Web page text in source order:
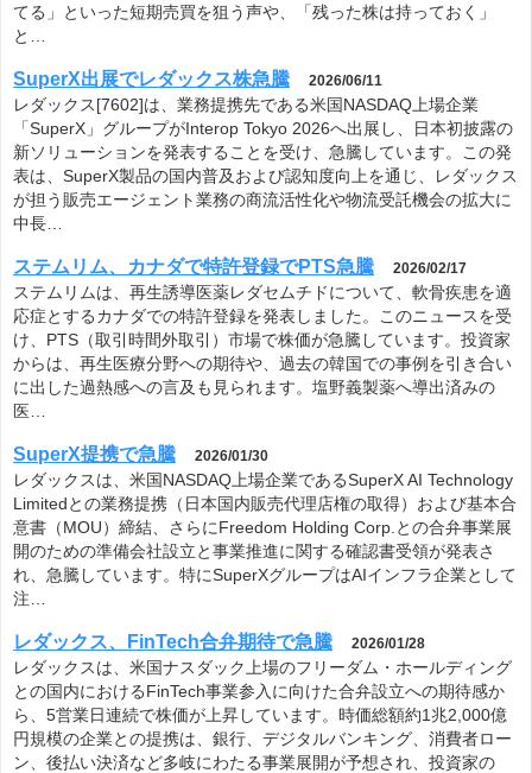
てる」といった短期売買を狙う声や、「残った株は持っておく」
と…
SuperX出展でレダックス株急騰 2026/06/11
レダックス[7602]は、業務提携先である米国NASDAQ上場企業
「SuperX」グループがInterop Tokyo 2026へ出展し、日本初披露の
新ソリューションを発表することを受け、急騰しています。この発
表は、SuperX製品の国内普及および認知度向上を通じ、レダックス
が担う販売エージェント業務の商流活性化や物流受託機会の拡大に
中長…
ステムリム、カナダで特許登録でPTS急騰 2026/02/17
ステムリムは、再生誘導医薬レダセムチドについて、軟骨疾患を適
応症とするカナダでの特許登録を発表しました。このニュースを受
け、PTS（取引時間外取引）市場で株価が急騰しています。投資家
からは、再生医療分野への期待や、過去の韓国での事例を引き合い
に出した過熱感への言及も見られます。塩野義製薬へ導出済みの
医…
SuperX提携で急騰 2026/01/30
レダックスは、米国NASDAQ上場企業であるSuperX AI Technology
Limitedとの業務提携（日本国内販売代理店権の取得）および基本合
意書（MOU）締結、さらにFreedom Holding Corp.との合弁事業展
開のための準備会社設立と事業推進に関する確認書受領が発表さ
れ、急騰しています。特にSuperXグループはAIインフラ企業として
注…
レダックス、FinTech合弁期待で急騰 2026/01/28
レダックスは、米国ナスダック上場のフリーダム・ホールディング
との国内におけるFinTech事業参入に向けた合弁設立への期待感か
ら、5営業日連続で株価が上昇しています。時価総額約1兆2,000億
円規模の企業との提携は、銀行、デジタルバンキング、消費者ロー
ン、後払い決済など多岐にわたる事業展開が予想され、投資家の